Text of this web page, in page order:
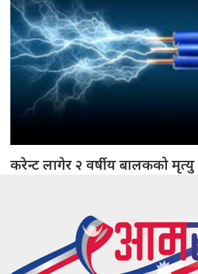
करेन्ट लागेर २ वर्षीय बालकको मृत्यु